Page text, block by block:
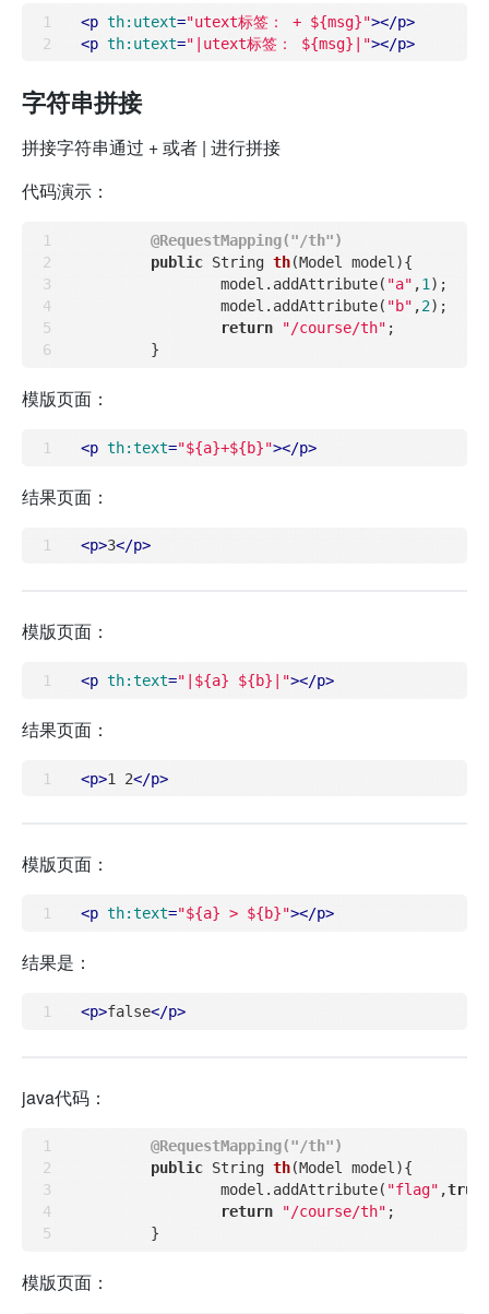
<p th:utext="utext标签： + ${msg}"></p>
<p th:utext="|utext标签： ${msg}|"></p>
字符串拼接
拼接字符串通过 + 或者 | 进行拼接
代码演示：
@RequestMapping("/th")
public String th(Model model){
		model.addAttribute(
"a" ,1 );
		model.addAttribute(
"b" ,2);
return
"/course/th" ;
模版页面：
<p th:text="${a}+${b}"></p>
结果页面：
<p>3</p>
模版页面：
<p th:text="|${a} ${b}|"></p>
结果页面：
<p>1 2</p>
模版页面：
<p th:text="${a} > ${b}"></p>
结果是：
<p>false</p>
java代码：
@RequestMapping("/th")
public String th(Model model){
		model.addAttribute(
"flag" ,true
return
"/course/th" ;
模版页面：